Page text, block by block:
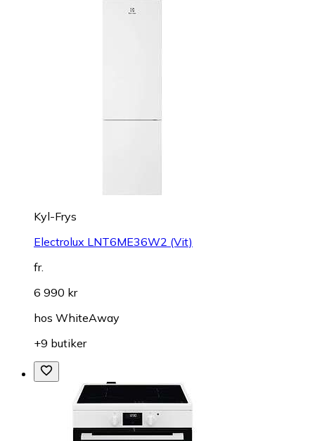
Kyl-Frys
Electrolux LNT6ME36W2 (Vit)
fr.
6 990 kr
hos WhiteAway
+9 butiker